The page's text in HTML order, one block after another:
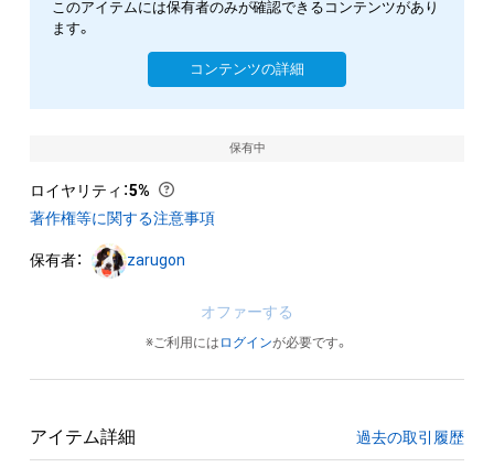
このアイテムには保有者のみが確認できるコンテンツがあり
ます。
コンテンツの詳細
保有中
ロイヤリティ ：5%
著作権等に関する注意事項
保有者： zarugon
オファーする
※ご利用には ログインが必要です。
アイテム詳細 過去の取引履歴